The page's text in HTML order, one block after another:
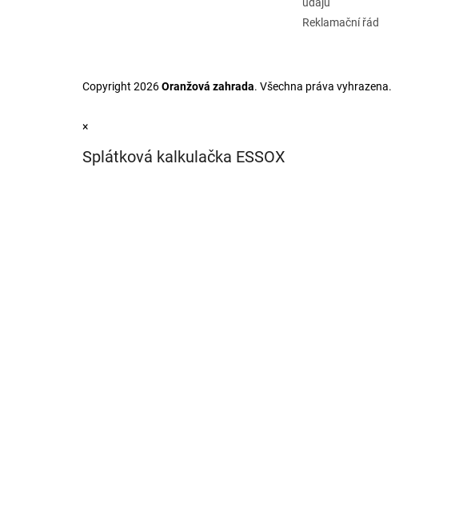
Reklamační řád
Copyright 2026Oranžová zahrada. Všechna práva vyhrazena.
×
Splátková kalkulačka ESSOX